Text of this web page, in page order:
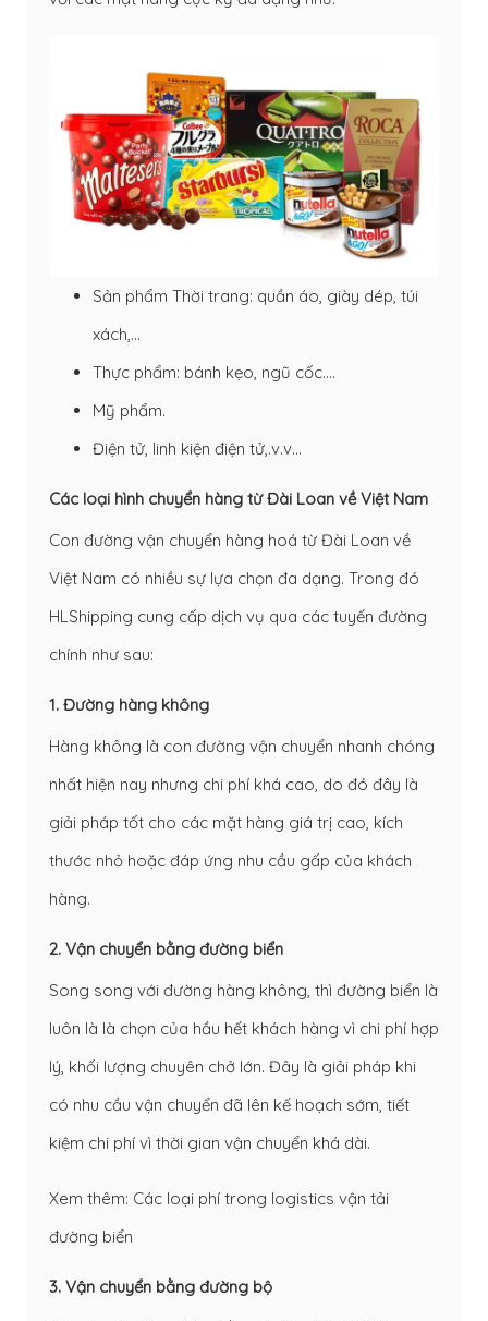
Sản phẩm Thời trang: quần áo, giày dép, túi
xách,…
Thực phẩm: bánh kẹo, ngũ cốc….
Mỹ phẩm.
Điện tử, linh kiện điện tử,.v.v…
Các loại hình chuyển hàng từ Đài Loan về Việt Nam
Con đường vận chuyển hàng hoá từ Đài Loan về
Việt Nam có nhiều sự lựa chọn đa dạng. Trong đó
HLShipping cung cấp dịch vụ qua các tuyến đường
chính như sau:
1. Đường hàng không
Hàng không là con đường vận chuyển nhanh chóng
nhất hiện nay nhưng chi phí khá cao, do đó đây là
giải pháp tốt cho các mặt hàng giá trị cao, kích
thước nhỏ hoặc đáp ứng nhu cầu gấp của khách
hàng.
2. Vận chuyển bằng đường biển
Song song với đường hàng không, thì đường biển là
luôn là là chọn của hầu hết khách hàng vì chi phí hợp
lý, khối lượng chuyên chở lớn. Đây là giải pháp khi
có nhu cầu vận chuyển đã lên kế hoạch sớm, tiết
kiệm chi phí vì thời gian vận chuyển khá dài.
Xem thêm: Các loại phí trong logistics vận tải
đường biển
3. Vận chuyển bằng đường bộ